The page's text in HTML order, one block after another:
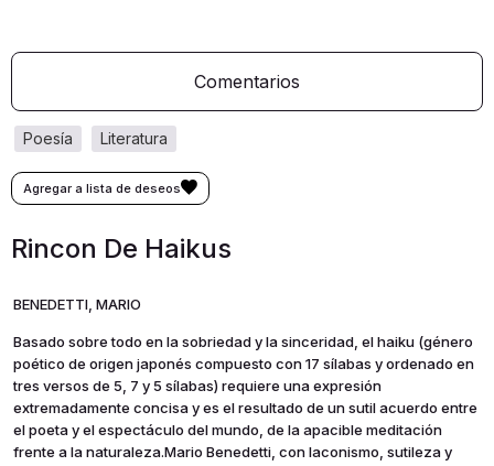
Comentarios
literatura
poesía
Rincon De Haikus
BENEDETTI, MARIO
Basado sobre todo en la sobriedad y la sinceridad, el haiku (género
poético de origen japonés compuesto con 17 sílabas y ordenado en
tres versos de 5, 7 y 5 sílabas) requiere una expresión
extremadamente concisa y es el resultado de un sutil acuerdo entre
el poeta y el espectáculo del mundo, de la apacible meditación
frente a la naturaleza.Mario Benedetti, con laconismo, sutileza y